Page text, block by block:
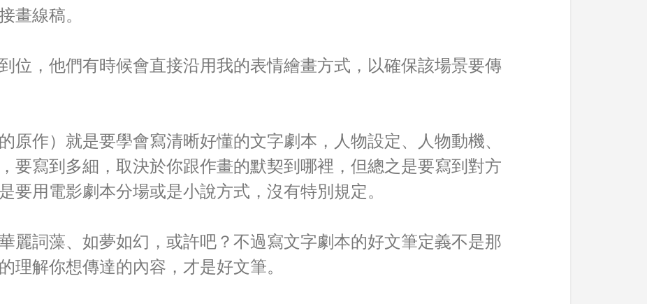
畫線稿。
位，他們有時候會直接沿用我的表情繪畫方式，以確保該場景要傳
原作）就是要學會寫清晰好懂的文字劇本，人物設定、人物動機、
要寫到多細，取決於你跟作畫的默契到哪裡，但總之是要寫到對方
要用電影劇本分場或是小說方式，沒有特別規定。
麗詞藻、如夢如幻，或許吧？不過寫文字劇本的好文筆定義不是那
理解你想傳達的內容，才是好文筆。